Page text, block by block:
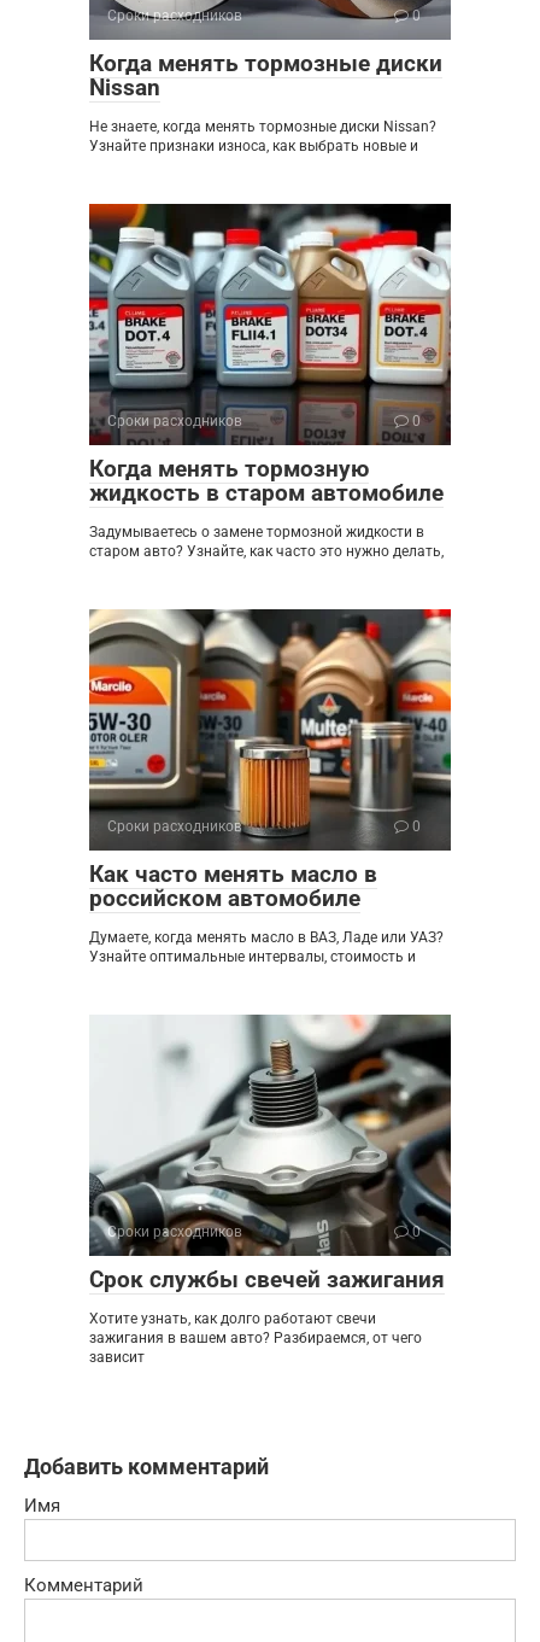
Сроки расходников 0
Когда менять тормозные диски
Nissan
Не знаете, когда менять тормозные диски Nissan?
Узнайте признаки износа, как выбрать новые и
Сроки расходников 0
Когда менять тормозную
жидкость в старом автомобиле
Задумываетесь о замене тормозной жидкости в
старом авто? Узнайте, как часто это нужно делать,
Сроки расходников 0
Как часто менять масло в
российском автомобиле
Думаете, когда менять масло в ВАЗ, Ладе или УАЗ?
Узнайте оптимальные интервалы, стоимость и
Сроки расходников 0
Срок службы свечей зажигания
Хотите узнать, как долго работают свечи
зажигания в вашем авто? Разбираемся, от чего
зависит
Добавить комментарий
Имя
Комментарий